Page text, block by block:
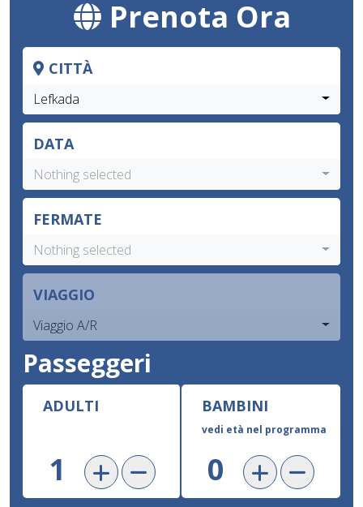
Prenota Ora
CITTÀ
Lefkada
DATA
Nothing selected
FERMATE
Nothing selected
VIAGGIO
Viaggio A/R
Passeggeri
ADULTI BAMBINI
vedi età nel programma